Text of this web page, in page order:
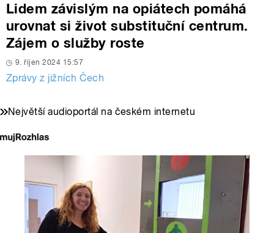
Lidem závislým na opiátech pomáhá
urovnat si život substituční centrum.
Zájem o služby roste
9. říjen 2024 15:57
Zprávy z jižních Čech
Největší audioportál na českém internetu